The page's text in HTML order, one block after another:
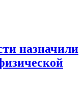
назначили